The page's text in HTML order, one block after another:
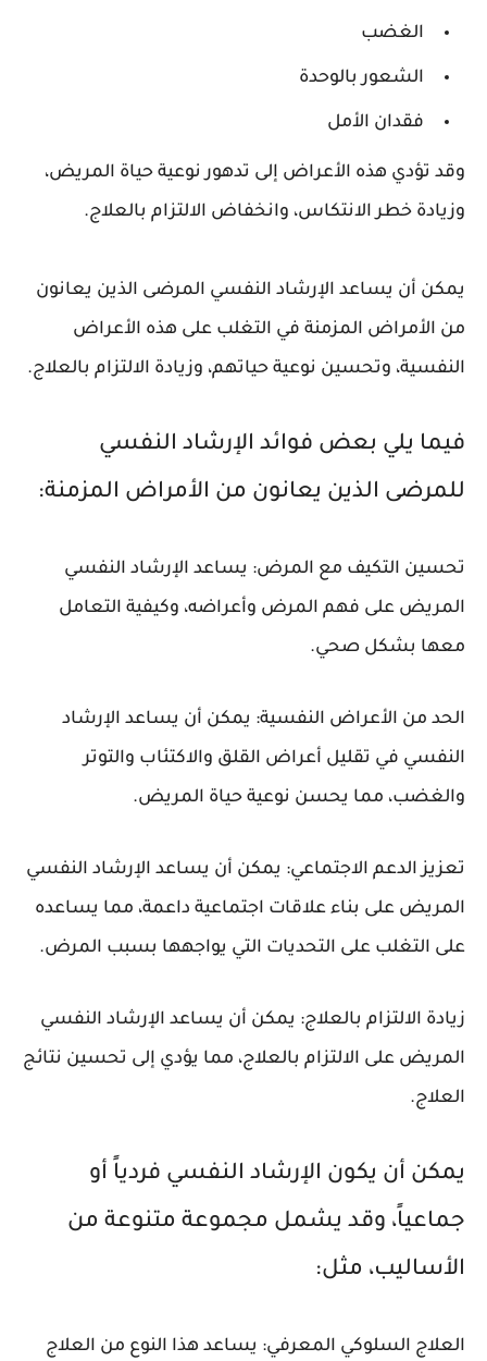
الغضب
الشعور بالوحدة
فقدان الأمل
وقد تؤدي هذه الأعراض إلى تدهور نوعية حياة المريض،
وزيادة خطر الانتكاس، وانخفاض الالتزام بالعلاج.
يمكن أن يساعد الإرشاد النفسي المرضى الذين يعانون
من الأمراض المزمنة في التغلب على هذه الأعراض
النفسية، وتحسين نوعية حياتهم، وزيادة الالتزام بالعلاج.
فيما يلي بعض فوائد الإرشاد النفسي
للمرضى الذين يعانون من الأمراض المزمنة:
تحسين التكيف مع المرض: يساعد الإرشاد النفسي
المريض على فهم المرض وأعراضه، وكيفية التعامل
معها بشكل صحي.
الحد من الأعراض النفسية: يمكن أن يساعد الإرشاد
النفسي في تقليل أعراض القلق والاكتئاب والتوتر
والغضب، مما يحسن نوعية حياة المريض.
تعزيز الدعم الاجتماعي: يمكن أن يساعد الإرشاد النفسي
المريض على بناء علاقات اجتماعية داعمة، مما يساعده
على التغلب على التحديات التي يواجهها بسبب المرض.
زيادة الالتزام بالعلاج: يمكن أن يساعد الإرشاد النفسي
المريض على الالتزام بالعلاج، مما يؤدي إلى تحسين نتائج
العلاج.
يمكن أن يكون الإرشاد النفسي فردياً أو
جماعياً، وقد يشمل مجموعة متنوعة من
الأساليب، مثل:
العلاج السلوكي المعرفي: يساعد هذا النوع من العلاج